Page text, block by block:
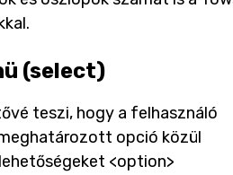
(select)
teszi, hogy a felhasználó
opció közül
<option>